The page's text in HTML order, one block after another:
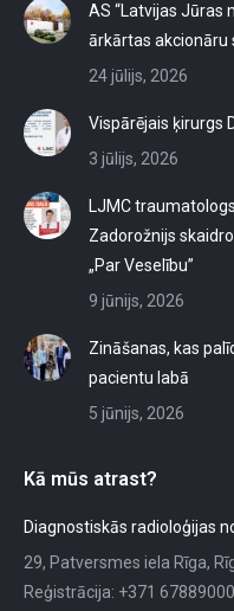
AS “Latvijas Jūras
ārkārtas akcionāru
24 jūlijs, 2026
Vispārējais ķirurgs
3 jūlijs, 2026
LJMC
Zadorožnijs
„Par Veselību”
9 jūnijs, 2026
Zināšanas, kas
pacientu labā
5 jūnijs, 2026
Kā mūs atrast?
Diagnostiskās radioloģijas
29, Patversmes iela Rīga,
Reģistrācija: +371 67889000